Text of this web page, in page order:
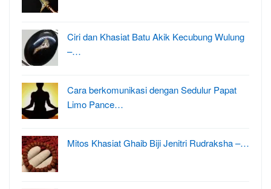
Ciri dan Khasiat Batu Akik Kecubung Wulung
–…
Cara berkomunikasi dengan Sedulur Papat
Limo Pance…
Mitos Khasiat Ghaib Biji Jenitri Rudraksha –…